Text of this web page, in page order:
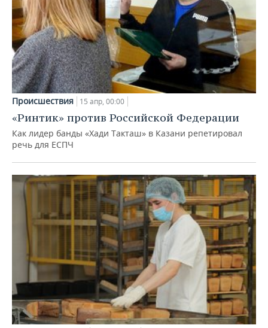
Происшествия 15 апр, 00:00
«Ринтик» против Российской Федерации
Как лидер банды «Хади Такташ» в Казани репетировал
речь для ЕСПЧ